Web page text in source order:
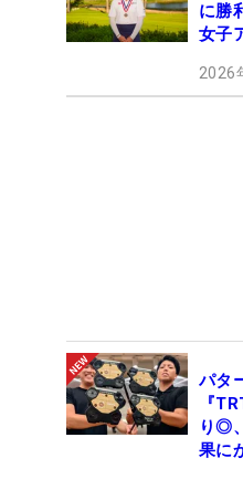
に勝
女子
2026
パタ
『
り◎
果に